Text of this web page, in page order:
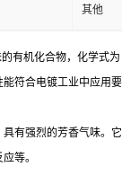
其他
有机化合物，化学式为
符合电镀工业中应用要
有强烈的芳香气味。
等。